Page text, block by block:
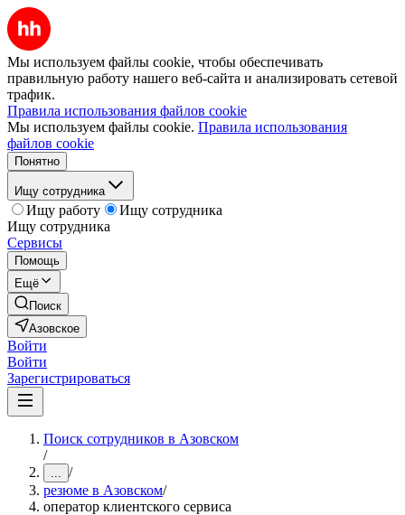
Мы используем файлы cookie, чтобы обеспечивать
правильную работу нашего веб-сайта и анализировать сетевой
трафик.
Правила использования файлов cookie
Мы используем файлы cookie. Правила использования
файлов cookie
Понятно
Ищу сотрудника
Ищу работу
Ищу сотрудника
Ищу сотрудника
Сервисы
Помощь
Ещё
Поиск
Азовское
Войти
Войти
Зарегистрироваться
Поиск сотрудников в Азовском
/
... /
резюме в Азовском/
оператор клиентского сервиса